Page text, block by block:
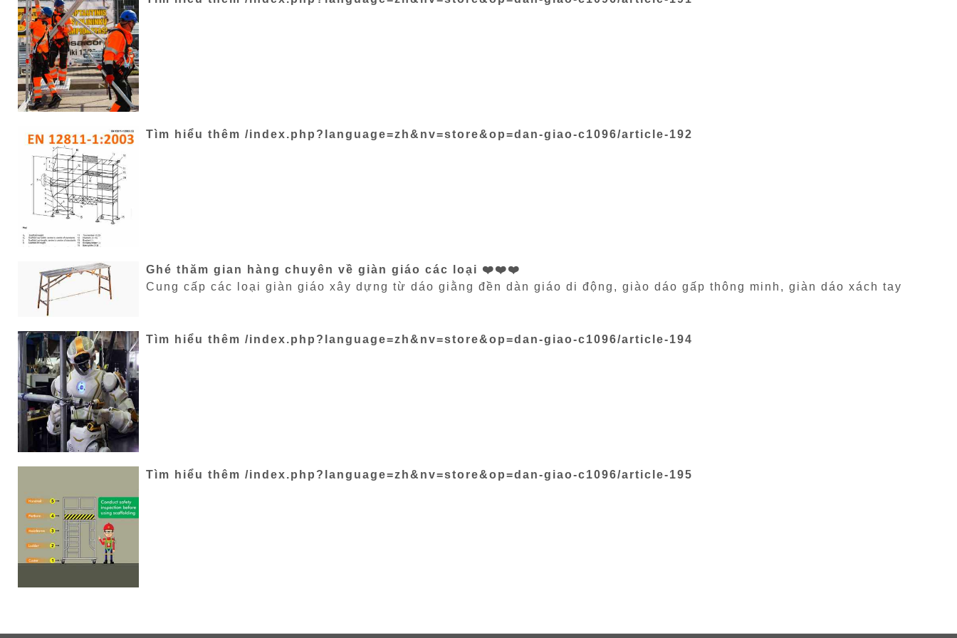
Tìm hiểu thêm /index.php?language=zh&nv=store&op=dan-giao-c1096/article-192
Ghé thăm gian hàng chuyên về giàn giáo các loại ❤️❤️❤️
Cung cấp các loại giàn giáo xây dựng từ dáo giằng đền dàn giáo di động, giào dáo gấp thông minh, giàn dáo xách tay
Tìm hiểu thêm /index.php?language=zh&nv=store&op=dan-giao-c1096/article-194
Tìm hiểu thêm /index.php?language=zh&nv=store&op=dan-giao-c1096/article-195